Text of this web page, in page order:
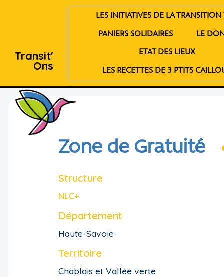
Transit'
Ons
LES INITIATIVES DE LA TRANSITION
PANIERS SOLIDAIRES LE
ETAT DES LIEUX
LES RECETTES DE 3 PTITS
Zone de Gratuité
Structure
NLC+
Département
Haute-Savoie
Territoire
Chablais et Vallée verte